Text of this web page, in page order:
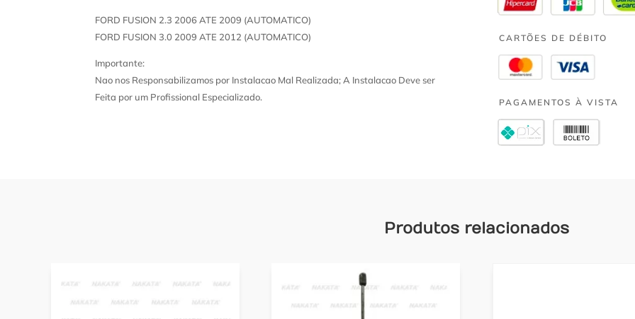
FORD FUSION 2.3 2006 ATE 2009 (AUTOMATICO)
FORD FUSION 3.0 2009 ATE 2012 (AUTOMATICO)
Importante:
Nao nos Responsabilizamos por Instalacao Mal Realizada; A Instalacao Deve ser
Feita por um Profissional Especializado.
CARTÕES DE DÉBITO
PAGAMENTOS À VISTA
Produtos relacionados